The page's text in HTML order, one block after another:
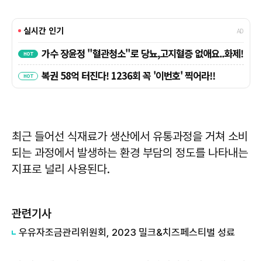
최근 들어선 식재료가 생산에서 유통과정을 거쳐 소비
되는 과정에서 발생하는 환경 부담의 정도를 나타내는
지표로 널리 사용된다.
관련기사
우유자조금관리위원회, 2023 밀크&치즈페스티벌 성료